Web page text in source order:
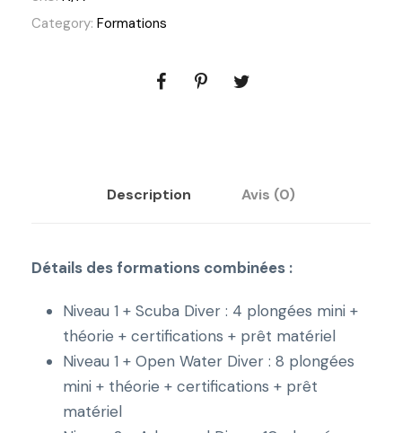
7
7
3
,
0
Category: Formations
Description Avis (0)
Détails des formations combinées :
Niveau 1 + Scuba Diver : 4 plongées mini +
théorie + certifications + prêt matériel
Niveau 1 + Open Water Diver : 8 plongées
mini + théorie + certifications + prêt
matériel